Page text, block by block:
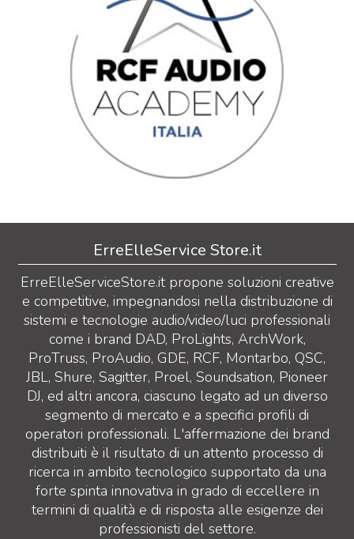
ErreElleService Store.it
ErreElleServiceStore.it propone soluzioni creative
e competitive, impegnandosi nella distribuzione di
sistemi e tecnologie audio/video/luci professionali
come i brand DAD, ProLights, ArchWork,
ProTruss, ProAudio, GDE, RCF, Montarbo, QSC,
JBL, Shure, Sagitter, Proel, Soundsation, Pioneer
DJ, ed altri ancora, ciascuno legato ad un diverso
segmento di mercato e a specifici profili di
operatori professionali. L'affermazione dei brand
distribuiti è il risultato di un attento processo di
ricerca in ambito tecnologico supportato da una
forte spinta innovativa in grado di eccellere in
termini di qualità e di risposta alle esigenze dei
professionisti del settore.